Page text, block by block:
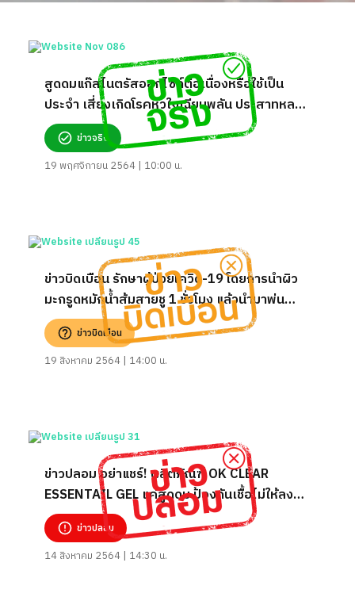
สูดดมแก๊สไนตรัสออกไซด์ต่อเนื่องหรือใช้เป็น
ประจำ เสี่ยงเกิดโรคหัวใจเฉียบพลัน ประสาทหลอน
จริงหรือ?
ข่าวจริง
19 พฤศจิกายน 2564 | 10:00 น.
ข่าวบิดเบือน รักษาผู้ป่วยโควิด-19 โดยการนำผิว
มะกรูดหมักน้ำส้มสายชู 1 ชั่วโมง แล้วนำมาพ่น
พร้อมสูดดม
ข่าวบิดเบือน
19 สิงหาคม 2564 | 14:00 น.
ข่าวปลอม อย่าแชร์! ผลิตภัณฑ์ OK CLEAR
ESSENTAIL GEL แค่สูดดม ป้องกันเชื้อไม่ให้ลง
ปอด
ข่าวปลอม
14 สิงหาคม 2564 | 14:30 น.